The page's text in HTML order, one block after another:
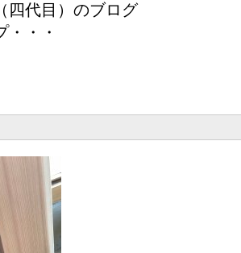
四代目）のブログ
・・・